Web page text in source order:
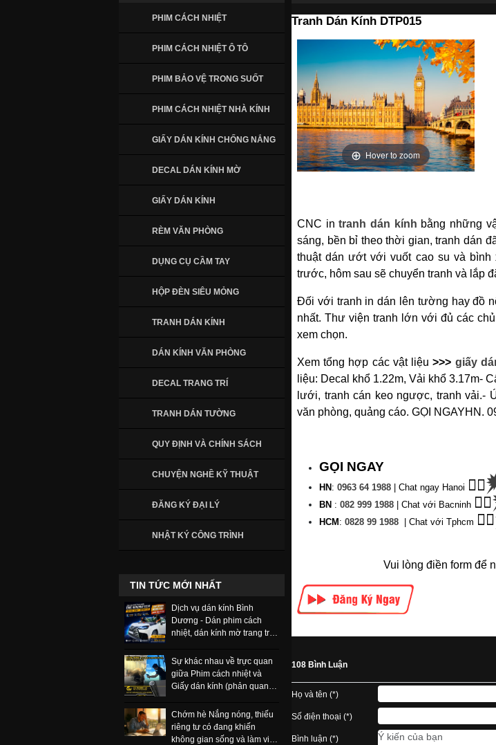
PHIM CÁCH NHIỆT
PHIM CÁCH NHIỆT Ô TÔ
PHIM BẢO VỆ TRONG SUỐT
PHIM CÁCH NHIỆT NHÀ KÍNH
GIẤY DÁN KÍNH CHỐNG NẮNG
DECAL DÁN KÍNH MỜ
GIẤY DÁN KÍNH
RÈM VĂN PHÒNG
DỤNG CỤ CẦM TAY
HỘP ĐÈN SIÊU MỎNG
TRANH DÁN KÍNH
DÁN KÍNH VĂN PHÒNG
DECAL TRANG TRÍ
TRANH DÁN TƯỜNG
QUY ĐỊNH VÀ CHÍNH SÁCH
CHUYỆN NGHỀ KỸ THUẬT
ĐĂNG KÝ ĐẠI LÝ
NHẬT KÝ CÔNG TRÌNH
TIN TỨC MỚI NHẤT
Dịch vụ dán kính Bình
Dương - Dán phim cách
nhiệt, dán kính mờ trang trí
Sự khác nhau về trực quan
giữa Phim cách nhiệt và
Giấy dán kính (phản quang,
ngay
Chớm hè Nắng nóng, thiếu
riêng tư có đang khiến
không gian sống và làm việc
Tranh Dán Kính DTP015
Hover to zoom
CNC intranh dán kính bằng những
sáng, bền bỉ theo thời gian, tranh dán
thuật dán ướt với vuốt cao su và
trước, hôm sau sẽ chuyển tranh và lắp
Đối với tranh in dán lên tường hay đồ
nhất. Thư viện tranh lớn với đủ các
xem chọn.
Xem tổng hợp các vật liệu>>> giấy
liệu: Decal khổ 1.22m, Vải khổ 3.17m-
lưới, tranh cán keo ngược, tranh vải.-
văn phòng, quảng cáo. GỌI NGAYHN.
GỌI NGAY
HN : 0963 64 1988 | Chat ngay Hanoi 👉🏽
BN : 082 999 1988 | Chat với Bacninh 👉🏽
HCM : 0828 99 1988 Chat với Tphcm 👉🏽
Vui lòng điền form để
108 Bình Luận
Họ và tên (*)
Số điện thoại (*)
Bình luận (*)